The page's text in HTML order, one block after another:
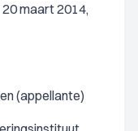
maart 2014,
(appellante)